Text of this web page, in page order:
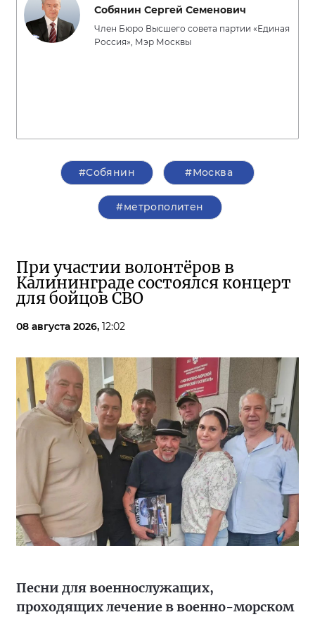
Собянин Сергей Семенович
Член Бюро Высшего совета партии «Единая
Россия», Мэр Москвы
#Собянин #Москва
#метрополитен
При участии волонтёров в
Калининграде состоялся концерт
для бойцов СВО
08 августа 2026, 12:02
Песни для военнослужащих,
проходящих лечение в военно-морском